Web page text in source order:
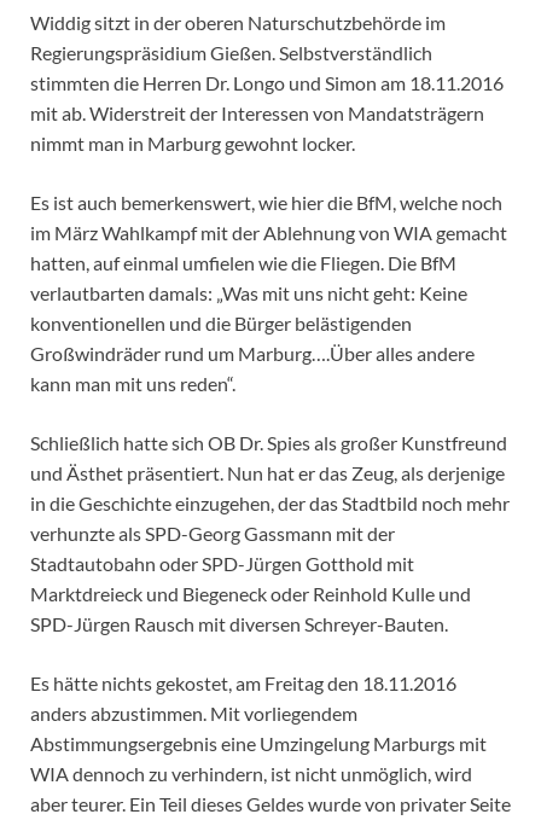
Widdig sitzt in der oberen Naturschutzbehörde im
Regierungspräsidium Gießen. Selbstverständlich
stimmten die Herren Dr. Longo und Simon am 18.11.2016
mit ab. Widerstreit der Interessen von Mandatsträgern
nimmt man in Marburg gewohnt locker.
Es ist auch bemerkenswert, wie hier die BfM, welche noch
im März Wahlkampf mit der Ablehnung von WIA gemacht
hatten, auf einmal umfielen wie die Fliegen. Die BfM
verlautbarten damals: „Was mit uns nicht geht: Keine
konventionellen und die Bürger belästigenden
Großwindräder rund um Marburg….Über alles andere
kann man mit uns reden“.
Schließlich hatte sich OB Dr. Spies als großer Kunstfreund
und Ästhet präsentiert. Nun hat er das Zeug, als derjenige
in die Geschichte einzugehen, der das Stadtbild noch mehr
verhunzte als SPD-Georg Gassmann mit der
Stadtautobahn oder SPD-Jürgen Gotthold mit
Marktdreieck und Biegeneck oder Reinhold Kulle und
SPD-Jürgen Rausch mit diversen Schreyer-Bauten.
Es hätte nichts gekostet, am Freitag den 18.11.2016
anders abzustimmen. Mit vorliegendem
Abstimmungsergebnis eine Umzingelung Marburgs mit
WIA dennoch zu verhindern, ist nicht unmöglich, wird
aber teurer. Ein Teil dieses Geldes wurde von privater Seite